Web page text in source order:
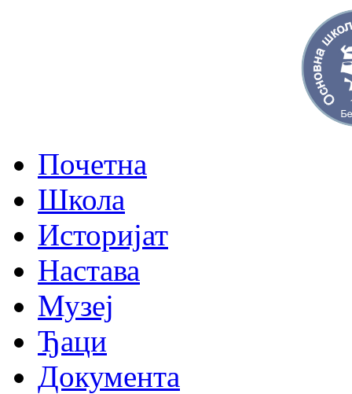
Почетна
Школа
Историјат
Настава
Музеј
Ђаци
Документа